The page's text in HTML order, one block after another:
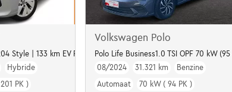
Style | 133 km EV Range | Alu17 | Ergo Seats | Drive Assist Pack
Hybride
PK )
Volkswagen Polo
Polo Life Business1.0 TSI OPF 70 kW
08/2024
31.321 km
Benzine
Automaat
70 kW ( 94 PK )